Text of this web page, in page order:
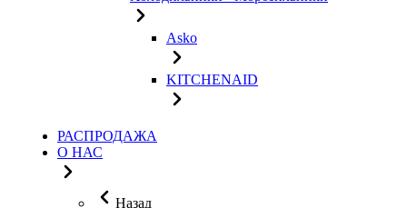
Asko
KITCHENAID
РАСПРОДАЖА
О НАС
Назад